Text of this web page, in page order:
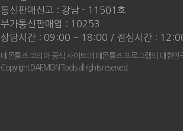
통신판매신고 : 강남 - 11501호
부가통신판매업 : 10253
상담시간 : 09:00 ~ 18:00 / 점심시간 :
데몬툴즈 코리아 공식 사이트며 데몬툴즈 프로그램의 대한
Copyright DAEMON Tools all rights reserved.